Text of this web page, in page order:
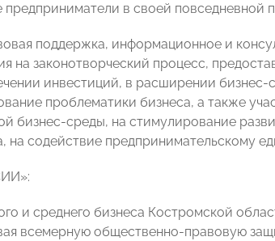
в своей повседневной
поддержка, информационное и
на законотворческий процесс,
инвестиций, в расширении бизнес-
проблематики бизнеса, а также
бизнес-среды, на стимулирование
на содействие предпринимательскому
и среднего бизнеса Костромской
всемерную общественно-правовую